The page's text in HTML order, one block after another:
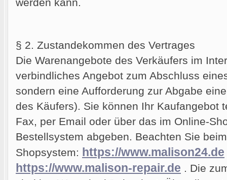
werden kann.
§ 2. Zustandekommen des Vertrages
Die Warenangebote des Verkäufers im
verbindliches Angebot zum Abschluss
sondern eine Aufforderung zur Abgabe
des Käufers). Sie können Ihr Kaufangebot
Fax, per Email oder über das im Online-
Bestellsystem abgeben. Beachten Sie
Shopsystem: https://www.malison24.de
https://www.malison-repair.de . Die